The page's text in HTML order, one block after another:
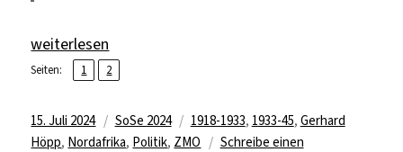
„Wie aus dem Gründer der Kommunistischen Partei
weiterlesen
Seiten: Seite
1 ,Seite
2
Veröffentlicht
am
15. Juli 2024 Kategorien
SoSe 2024 Schlagwörter
1918-1933, 1933-45, Gerhard
Höpp, Nordafrika, Politik, ZMO
Schreibe einen